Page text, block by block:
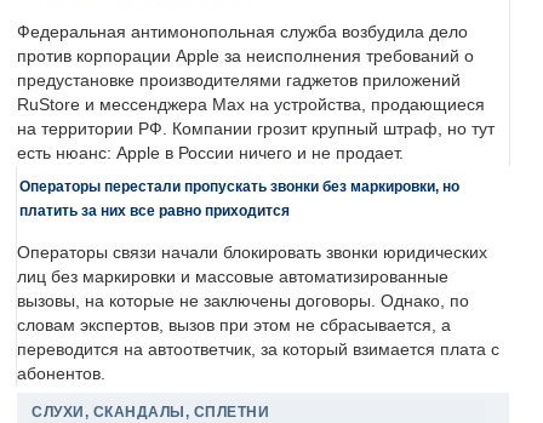
Федеральная антимонопольная служба возбудила дело
против корпорации Apple за неисполнения требований о
предустановке производителями гаджетов приложений
RuStore и мессенджера Max на устройства, продающиеся
на территории РФ. Компании грозит крупный штраф, но тут
есть нюанс: Apple в России ничего и не продает.
Операторы перестали пропускать звонки без маркировки, но
платить за них все равно приходится
Операторы связи начали блокировать звонки юридических
лиц без маркировки и массовые автоматизированные
вызовы, на которые не заключены договоры. Однако, по
словам экспертов, вызов при этом не сбрасывается, а
переводится на автоответчик, за который взимается плата с
абонентов.
СЛУХИ, СКАНДАЛЫ, СПЛЕТНИ